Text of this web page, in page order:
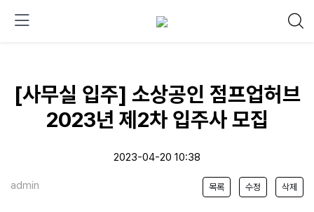
[사무실 입주] 소상공인 점프업허브
2023년 제2차 입주사 모집
2023-04-20 10:38
admin 목록 수정 삭제